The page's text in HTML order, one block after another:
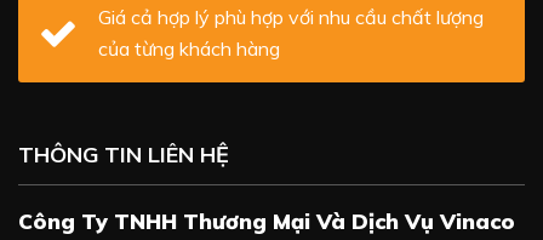
Giá cả hợp lý phù hợp với nhu cầu chất lượng
của từng khách hàng
THÔNG TIN LIÊN HỆ
Công Ty TNHH Thương Mại Và Dịch Vụ Vinaco